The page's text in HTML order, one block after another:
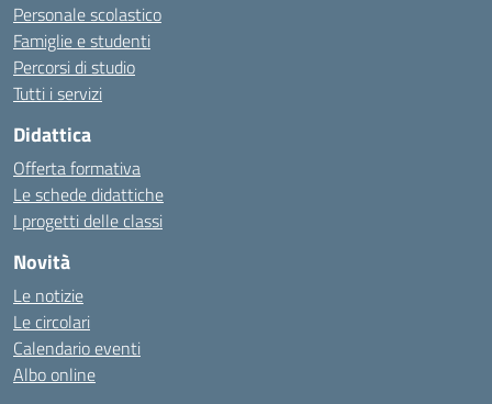
Personale scolastico
Famiglie e studenti
Percorsi di studio
Tutti i servizi
Didattica
Offerta formativa
Le schede didattiche
I progetti delle classi
Novità
Le notizie
Le circolari
Calendario eventi
Albo online